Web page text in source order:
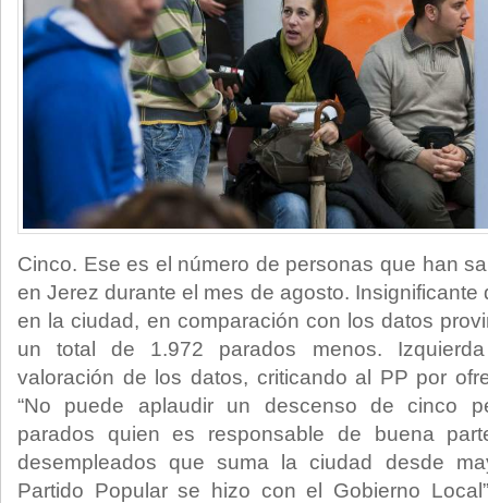
Cinco. Ese es el número de personas que han
en Jerez durante el mes de agosto.
en la ciudad, en comparación con los datos
un total de 1.972 parados menos.
valoración de los datos, criticando al PP por
“No puede aplaudir un descenso de cinco
parados quien es responsable de buena
desempleados que suma la ciudad desde
Partido Popular se hizo con el Gobierno